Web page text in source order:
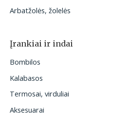
Arbatžolės, žolelės
Įrankiai ir indai
Bombilos
Kalabasos
Termosai, virduliai
Aksesuarai